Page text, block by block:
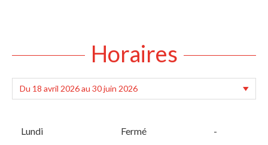
Horaires
Lundi Fermé -